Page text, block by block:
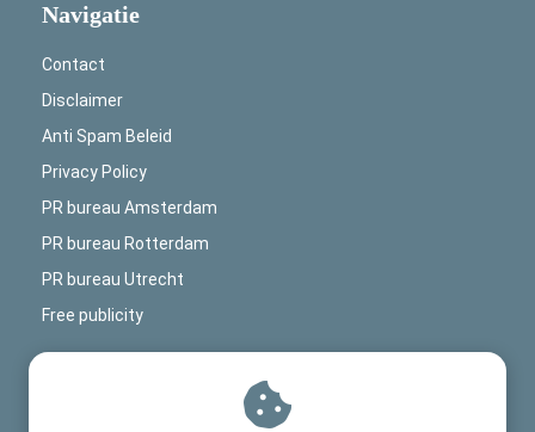
Navigatie
Contact
Disclaimer
Anti Spam Beleid
Privacy Policy
PR bureau Amsterdam
PR bureau Rotterdam
PR bureau Utrecht
Free publicity